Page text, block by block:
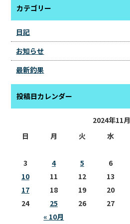
カテゴリー
日記
お知らせ
最新釣果
投稿日カレンダー
2024年11月
日
月 火 水
« 10月
3
4 5 6
10
11 12 13
17
18 19 20
24
25 26 27